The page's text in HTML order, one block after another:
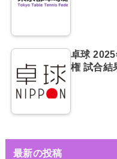
卓球
権 試合結
最新の投稿